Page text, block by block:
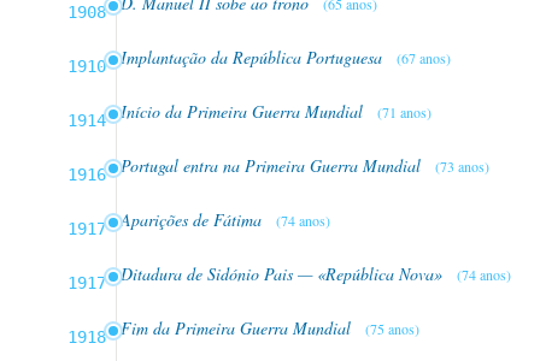
1908
1910 Implantação da República Portuguesa (67 anos)
1914 Início da Primeira Guerra Mundial (71 anos)
1916 Portugal entra na Primeira Guerra Mundial (73 anos)
1917 Aparições de Fátima (74 anos)
1917 Ditadura de Sidónio Pais — «República Nova» (74 anos)
1918 Fim da Primeira Guerra Mundial (75 anos)